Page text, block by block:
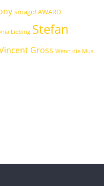
smago! AWARD
Liebing Stefan
Gross Wenn die Musi